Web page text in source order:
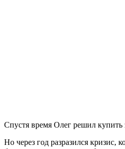
Спустя время Олег решил купить
Но через год разразился